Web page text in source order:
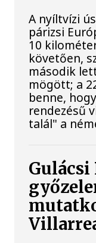
A nyíltvízi
párizsi
10
követően,
második
mögött; a
benne,
rendezésű
talál" a
Gulácsi